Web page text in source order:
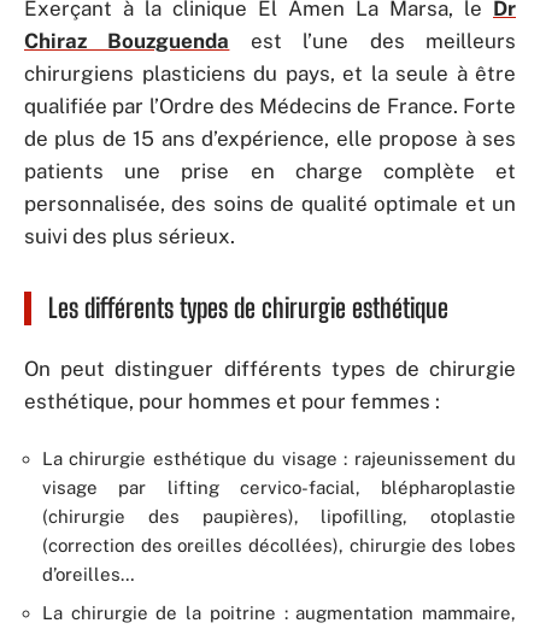
Exerçant à la clinique El Amen La Marsa, le Dr
Chiraz Bouzguenda est l’une des meilleurs
chirurgiens plasticiens du pays, et la seule à être
qualifiée par l’Ordre des Médecins de France. Forte
de plus de 15 ans d’expérience, elle propose à ses
patients une prise en charge complète et
personnalisée, des soins de qualité optimale et un
suivi des plus sérieux.
Les différents types de chirurgie esthétique
On peut distinguer différents types de chirurgie
esthétique, pour hommes et pour femmes :
La chirurgie esthétique du visage : rajeunissement du
visage par lifting cervico-facial, blépharoplastie
(chirurgie des paupières), lipofilling, otoplastie
(correction des oreilles décollées), chirurgie des lobes
d’oreilles…
La chirurgie de la poitrine : augmentation mammaire,